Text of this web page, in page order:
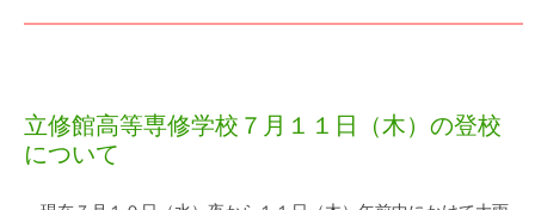
立修館高等専修学校７月１１日（木）の登校
について